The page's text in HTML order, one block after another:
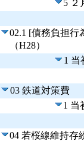
5 ２
02.1 [債務負担行
（H28）
1 当
03 鉄道対策費
1 当
04 若桜線維持存